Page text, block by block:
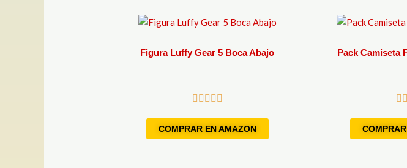
Figura Luffy Gear 5 Boca Abajo
COMPRAR EN AMAZON
Pack Camiseta